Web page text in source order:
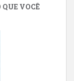
VOCÊ